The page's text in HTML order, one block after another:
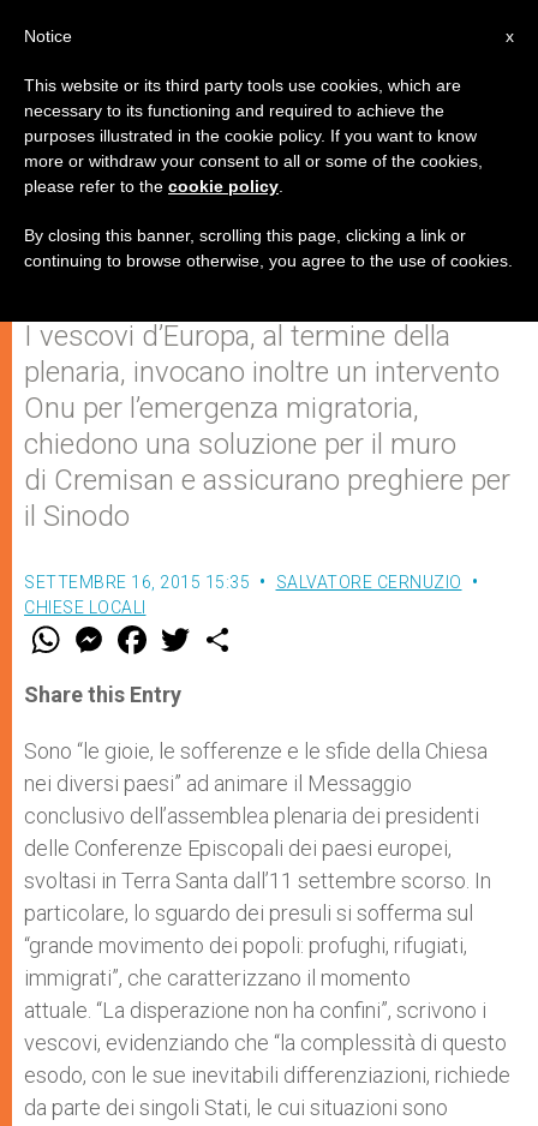
Profughi, pace e "no" al gender: il
messaggio finale del Ccee in
Terra Santa
I vescovi d’Europa, al termine della
plenaria, invocano inoltre un intervento
Onu per l’emergenza migratoria,
chiedono una soluzione per il muro
di Cremisan e assicurano preghiere per
il Sinodo
SETTEMBRE 16, 2015 15:35
SALVATORE CERNUZIO
CHIESE LOCALI
W
t
s
p
p
M
e
s
e
g
e
r
F
a
e
b
o
k
w
r
Share this Entry
Sono “le gioie, le sofferenze e le sfide della Chiesa
nei diversi paesi” ad animare il Messaggio
conclusivo dell’assemblea plenaria dei presidenti
delle Conferenze Episcopali dei paesi europei,
svoltasi in Terra Santa dall’11 settembre scorso. In
particolare, lo sguardo dei presuli si sofferma sul
“grande movimento dei popoli: profughi, rifugiati,
immigrati”, che caratterizzano il momento
attuale. “La disperazione non ha confini”, scrivono i
vescovi, evidenziando che “la complessità di questo
esodo, con le sue inevitabili differenziazioni, richiede
da parte dei singoli Stati, le cui situazioni sono
x
Notice
This website or its third party tools use cookies, which are
necessary to its functioning and required to achieve the
purposes illustrated in the cookie policy. If you want to know
more or withdraw your consent to all or some of the cookies,
please refer to the cookie policy
By closing this banner, scrolling this page, clicking a link or
continuing to browse otherwise, you agree to the use of cookies.